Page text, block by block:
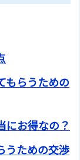
もらうための
にお得なの？
うための交渉